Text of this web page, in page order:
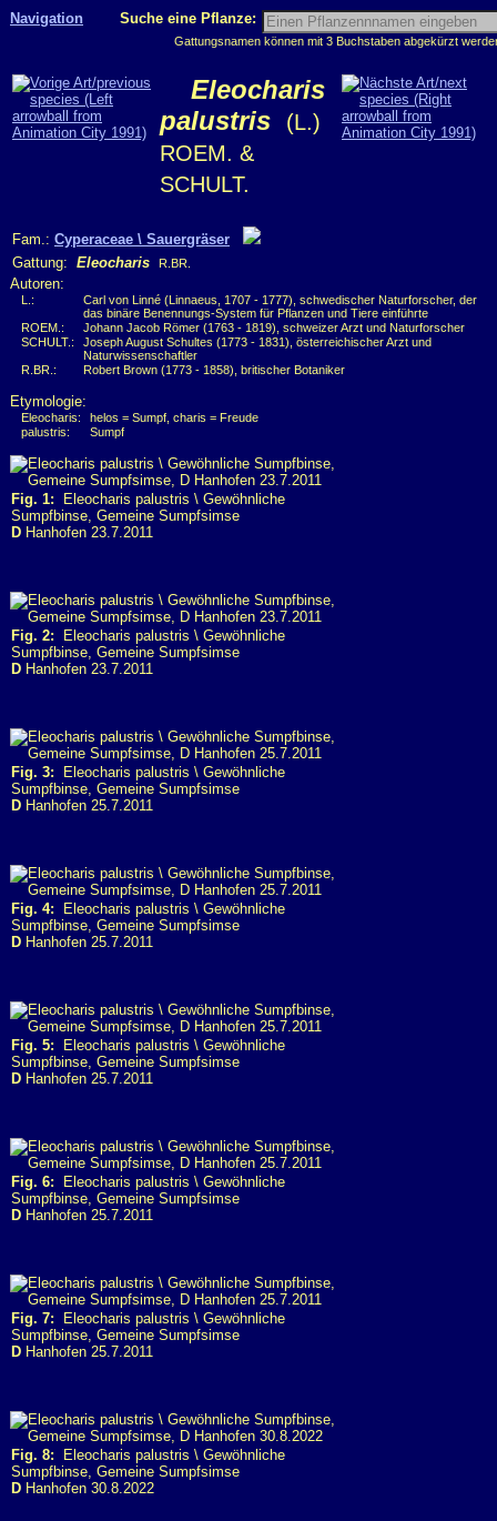
Navigation Suche eine Pflanze:
Gattungsnamen können mit 3 Buchstaben abgekürzt
Eleocharis
palustris
(L.)
ROEM. &
SCHULT.
Fam.: Cyperaceae \ Sauergräser
Gattung: Eleocharis R.BR.
Autoren:
L.:
Carl von Linné (Linnaeus, 1707 - 1777), schwedischer Naturforscher, der
das binäre Benennungs-System für Pflanzen und Tiere einführte
ROEM.:
Johann Jacob Römer (1763 - 1819), schweizer Arzt und Naturforscher
SCHULT.:
Joseph August Schultes (1773 - 1831), österreichischer Arzt und
Naturwissenschaftler
R.BR.:
Robert Brown (1773 - 1858), britischer Botaniker
Etymologie:
Eleocharis:
helos = Sumpf, charis = Freude
palustris:
Sumpf
Fig. 1: Eleocharis palustris \ Gewöhnliche
Sumpfbinse, Gemeine Sumpfsimse
D Hanhofen 23.7.2011
Fig. 2: Eleocharis palustris \ Gewöhnliche
Sumpfbinse, Gemeine Sumpfsimse
D Hanhofen 23.7.2011
Fig. 3: Eleocharis palustris \ Gewöhnliche
Sumpfbinse, Gemeine Sumpfsimse
D Hanhofen 25.7.2011
Fig. 4: Eleocharis palustris \ Gewöhnliche
Sumpfbinse, Gemeine Sumpfsimse
D Hanhofen 25.7.2011
Fig. 5: Eleocharis palustris \ Gewöhnliche
Sumpfbinse, Gemeine Sumpfsimse
D Hanhofen 25.7.2011
Fig. 6: Eleocharis palustris \ Gewöhnliche
Sumpfbinse, Gemeine Sumpfsimse
D Hanhofen 25.7.2011
Fig. 7: Eleocharis palustris \ Gewöhnliche
Sumpfbinse, Gemeine Sumpfsimse
D Hanhofen 25.7.2011
Fig. 8: Eleocharis palustris \ Gewöhnliche
Sumpfbinse, Gemeine Sumpfsimse
D Hanhofen 30.8.2022